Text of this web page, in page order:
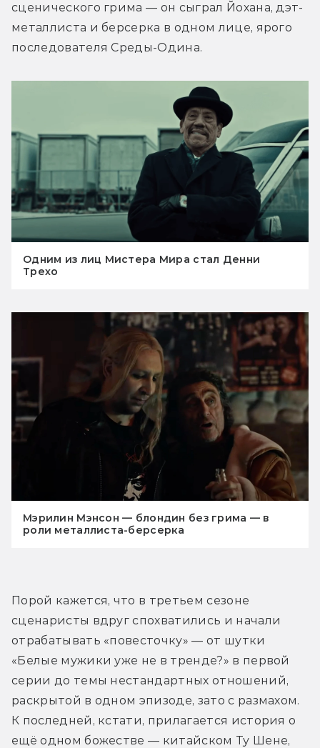
сценического грима — он сыграл Йохана, дэт-
металлиста и берсерка в одном лице, ярого
последователя Среды-Одина.
Одним из лиц Мистера Мира стал Денни
Трехо
Мэрилин Мэнсон — блондин без грима — в
роли металлиста-берсерка
Порой кажется, что в третьем сезоне
сценаристы вдруг спохватились и начали
отрабатывать «повесточку» — от шутки
«Белые мужики уже не в тренде?» в первой
серии до темы нестандартных отношений,
раскрытой в одном эпизоде, зато с размахом.
К последней, кстати, прилагается история о
ещё одном божестве — китайском Ту Шене,